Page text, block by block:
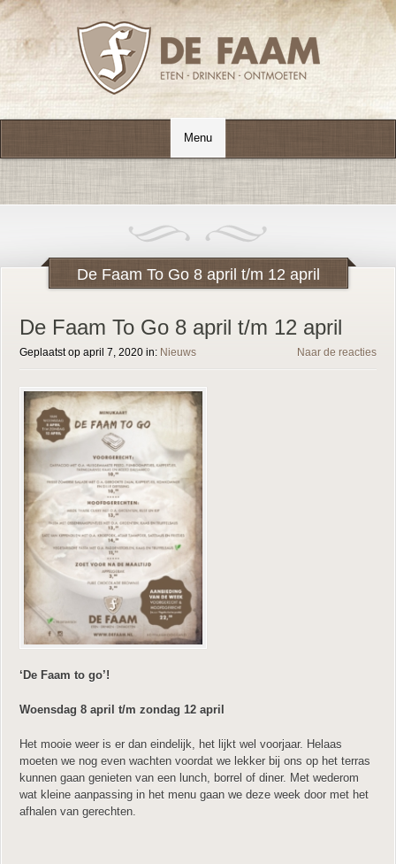
De Faam To Go 8 april t/m 12 april
De Faam To Go 8 april t/m 12 april
Geplaatst op april 7, 2020 in: Nieuws Naar de reacties
‘De Faam to go’!
Woensdag 8 april t/m zondag 12 april
Het mooie weer is er dan eindelijk, het lijkt wel voorjaar. Helaas
moeten we nog even wachten voordat we lekker bij ons op het terras
kunnen gaan genieten van een lunch, borrel of diner. Met wederom
wat kleine aanpassing in het menu gaan we deze week door met het
afhalen van gerechten.